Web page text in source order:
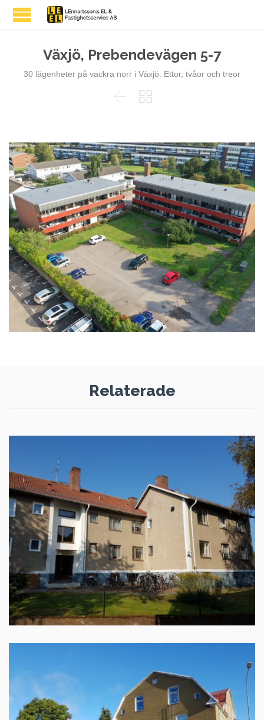
Växjö, Prebendevägen 5-7
30 lägenheter på vackra norr i Växjö. Ettor, tvåor och treor
 
Relaterade